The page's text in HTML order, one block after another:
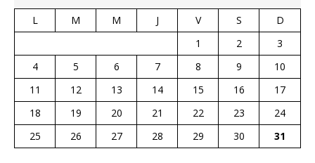
L M M J V S
D
1
2
3
4
5 6 7 8 9
10
11
12 13 14 15 16
17
18
19 20 21 22 23
24
25
26 27 28 29 30 31